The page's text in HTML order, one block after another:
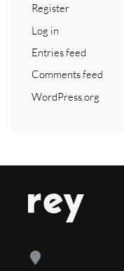
Register
Log in
Entries feed
Comments feed
WordPress.org